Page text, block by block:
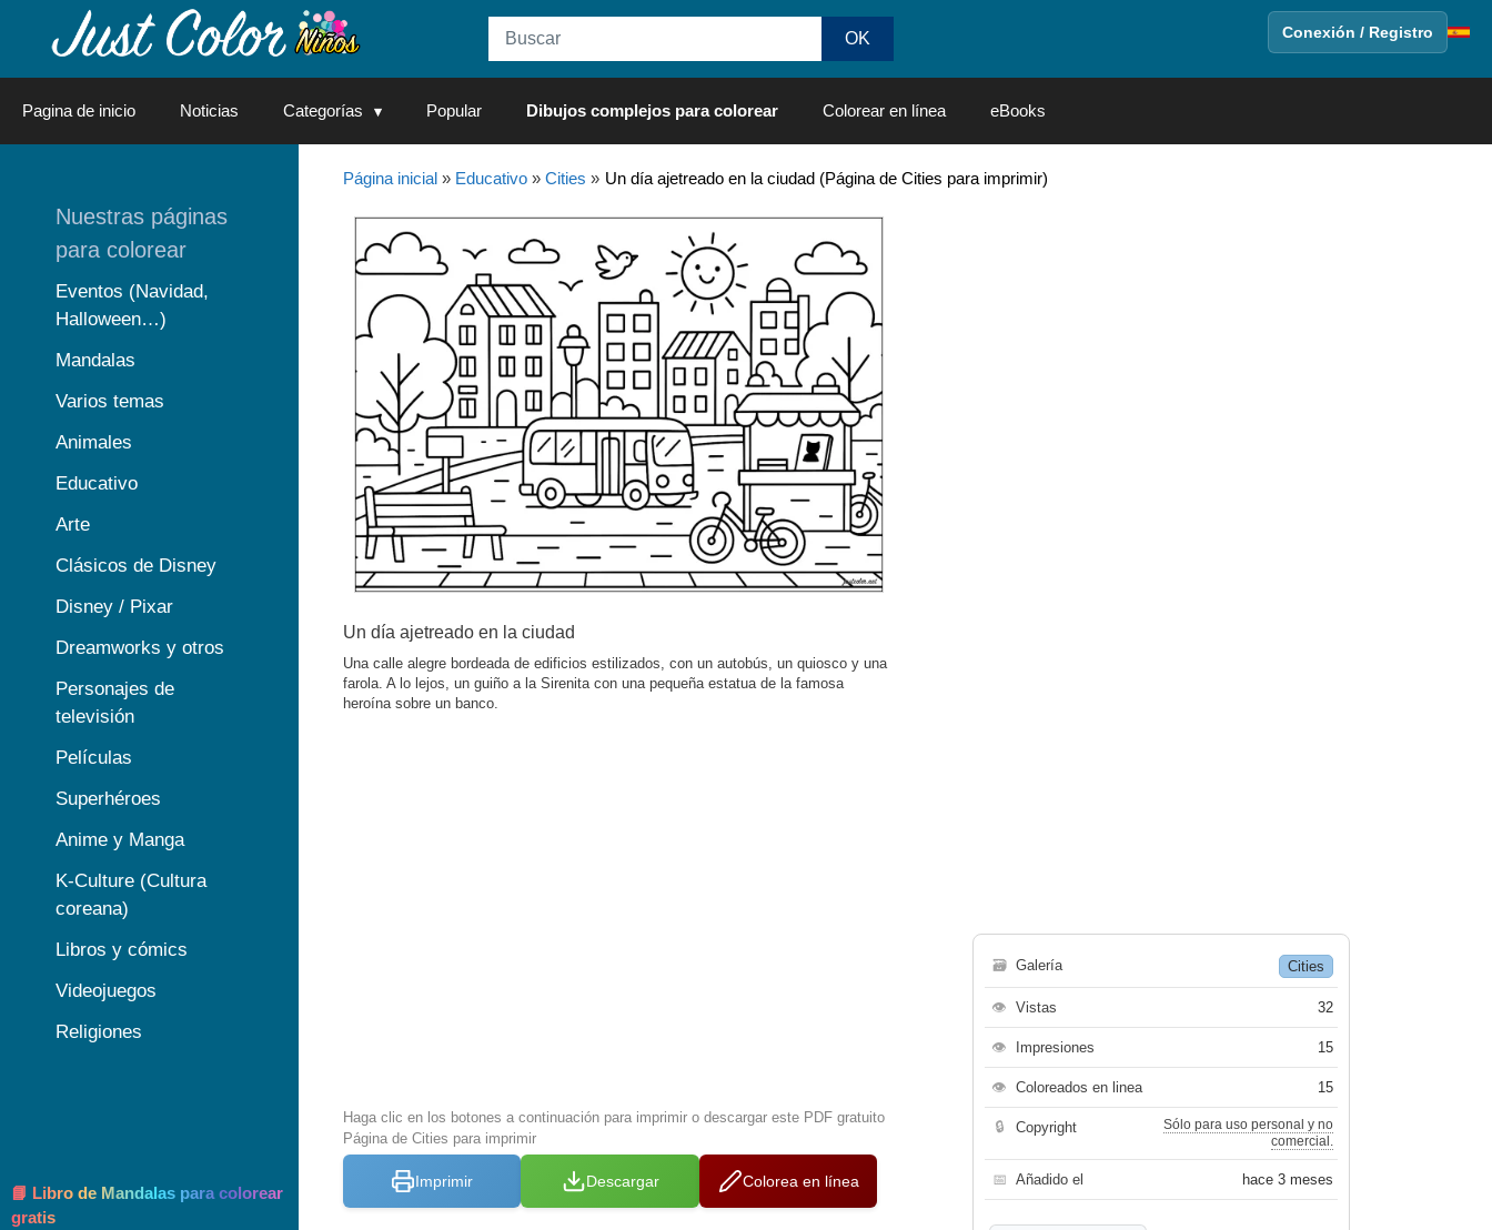
Conexión / Registro
Pagina de inicio Noticias Categorías Popular Dibujos complejos para colorear Colorear en línea eBooks
Página inicial» Educativo» Cities » Un día ajetreado en la ciudad (Página de Cities para imprimir)
Un día ajetreado en la ciudad
Una calle alegre bordeada de edificios estilizados, con un autobús, un quiosco y una
farola. A lo lejos, un guiño a la Sirenita con una pequeña estatua de la famosa
heroína sobre un banco.
Haga clic en los botones a continuación para imprimir o descargar este PDF gratuito
Página de Cities para imprimir
Imprimir Descargar Colorea en línea
🗃 Galería Cities
👁 Vistas 32
👁 Impresiones 15
👁 Coloreados en linea 15
🔒 Copyright
Sólo para uso personal y no
comercial.
📅 Añadido el hace 3 meses
Nuestras páginas
para colorear
Eventos (Navidad,
Halloween…)
Mandalas
Varios temas
Animales
Educativo
Arte
Clásicos de Disney
Disney / Pixar
Dreamworks y otros
Personajes de
televisión
Películas
Superhéroes
Anime y Manga
K-Culture (Cultura
coreana)
Libros y cómics
Videojuegos
Religiones
📘 Libro de Mandalas para colorear
gratis